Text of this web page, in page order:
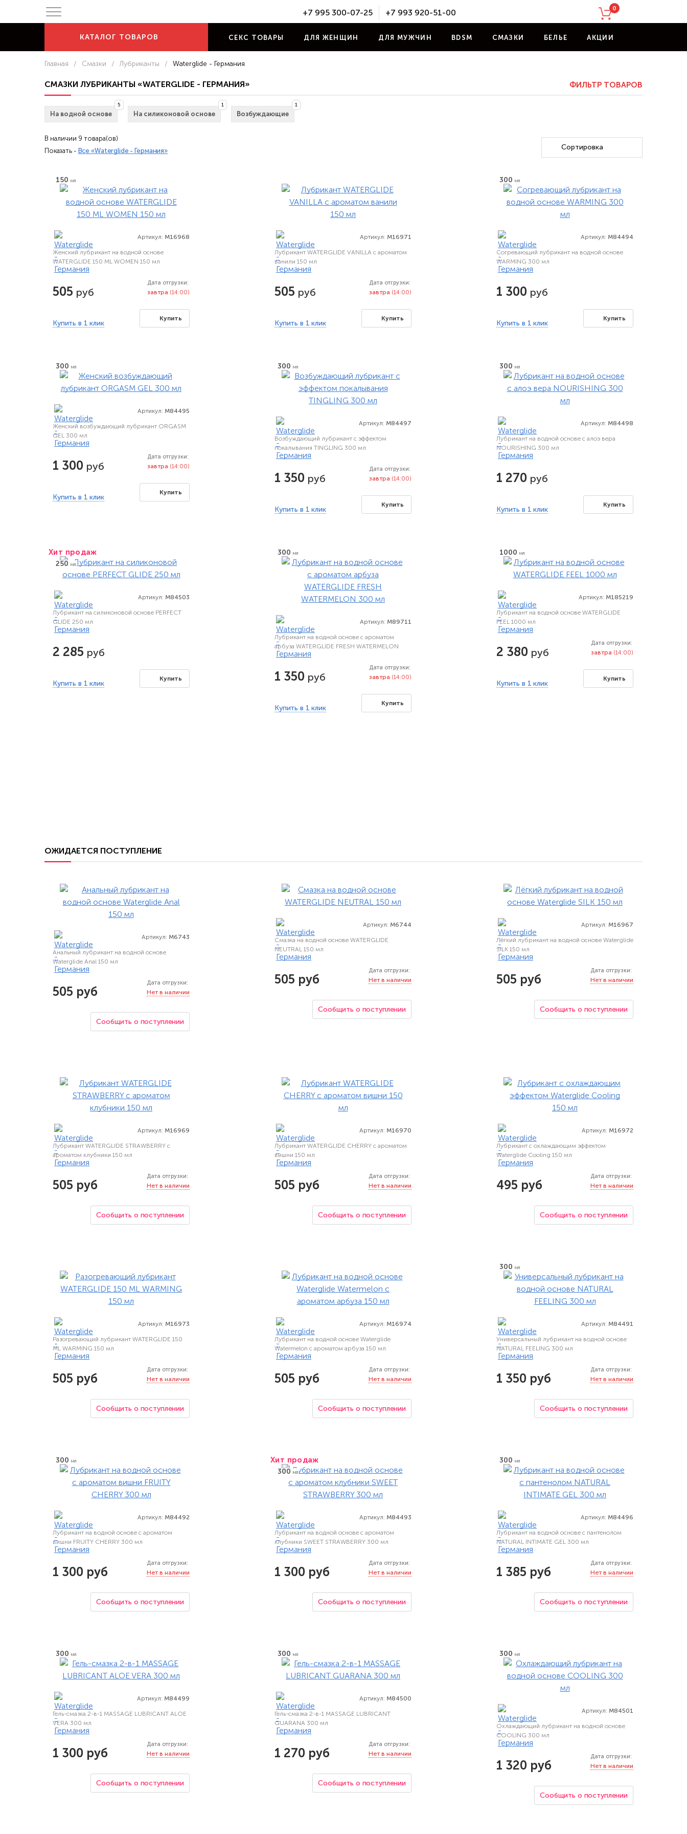
+7 995 300-07-25 +7 993 920-51-00 0
КАТАЛОГ ТОВАРОВ СЕКС ТОВАРЫ ДЛЯ ЖЕНЩИН ДЛЯ МУЖЧИН BDSM СМАЗКИ БЕЛЬЕ АКЦИИ
Главная / Смазки / Лубриканты / Waterglide - Германия
СМАЗКИ ЛУБРИКАНТЫ «WATERGLIDE - ГЕРМАНИЯ» ФИЛЬТР ТОВАРОВ
На водной основе
5
На силиконовой основе
1
Возбуждающие
1
В наличии 9 товара(ов)
Показать - Все «Waterglide - Германия» Сортировка
150 мл
Артикул: M16968
Женский лубрикант на водной основе
WATERGLIDE 150 ML WOMEN 150 мл
505 руб
Дата отгрузки:
завтра (14:00)
Купить в 1 клик
Купить
Артикул: M16971
Лубрикант WATERGLIDE VANILLA с ароматом
ванили 150 мл
505 руб
Дата отгрузки:
завтра (14:00)
Купить в 1 клик
Купить
300 мл
Артикул: M84494
Согревающий лубрикант на водной основе
WARMING 300 мл
1 300 руб
Купить в 1 клик
Купить
300 мл
Артикул: M84495
Женский возбуждающий лубрикант ORGASM
GEL 300 мл
1 300 руб
Дата отгрузки:
завтра (14:00)
Купить в 1 клик
Купить
300 мл
Артикул: M84497
Возбуждающий лубрикант с эффектом
покалывания TINGLING 300 мл
1 350 руб
Дата отгрузки:
завтра (14:00)
Купить в 1 клик
Купить
300 мл
Артикул: M84498
Лубрикант на водной основе с алоэ вера
NOURISHING 300 мл
1 270 руб
Купить в 1 клик
Купить
Хит продаж
250 мл
Артикул: M84503
Лубрикант на силиконовой основе PERFECT
GLIDE 250 мл
2 285 руб
Купить в 1 клик
Купить
300 мл
Артикул: M89711
Лубрикант на водной основе с ароматом
арбуза WATERGLIDE FRESH WATERMELON
300 мл
1 350 руб
Дата отгрузки:
завтра (14:00)
Купить в 1 клик
Купить
1000 мл
Артикул: M185219
Лубрикант на водной основе WATERGLIDE
FEEL 1000 мл
2 380 руб
Дата отгрузки:
завтра (14:00)
Купить в 1 клик
Купить
ОЖИДАЕТСЯ ПОСТУПЛЕНИЕ
Артикул: M6743
Анальный лубрикант на водной основе
Waterglide Anal 150 мл
505 руб
Дата отгрузки:
Нет в наличии
Сообщить о поступлении
Артикул: M6744
Смазка на водной основе WATERGLIDE
NEUTRAL 150 мл
505 руб
Дата отгрузки:
Нет в наличии
Сообщить о поступлении
Артикул: M16967
Лёгкий лубрикант на водной основе Waterglide
SILK 150 мл
505 руб
Дата отгрузки:
Нет в наличии
Сообщить о поступлении
Артикул: M16969
Лубрикант WATERGLIDE STRAWBERRY с
ароматом клубники 150 мл
505 руб
Дата отгрузки:
Нет в наличии
Сообщить о поступлении
Артикул: M16970
Лубрикант WATERGLIDE CHERRY с ароматом
вишни 150 мл
505 руб
Дата отгрузки:
Нет в наличии
Сообщить о поступлении
Артикул: M16972
Лубрикант с охлаждающим эффектом
Waterglide Cooling 150 мл
495 руб
Дата отгрузки:
Нет в наличии
Сообщить о поступлении
Артикул: M16973
Разогревающий лубрикант WATERGLIDE 150
ML WARMING 150 мл
505 руб
Дата отгрузки:
Нет в наличии
Сообщить о поступлении
Артикул: M16974
Лубрикант на водной основе Waterglide
Watermelon с ароматом арбуза 150 мл
505 руб
Дата отгрузки:
Нет в наличии
Сообщить о поступлении
300 мл
Артикул: M84491
Универсальный лубрикант на водной основе
NATURAL FEELING 300 мл
1 350 руб
Дата отгрузки:
Нет в наличии
Сообщить о поступлении
300 мл
Артикул: M84492
Лубрикант на водной основе с ароматом
вишни FRUITY CHERRY 300 мл
1 300 руб
Дата отгрузки:
Нет в наличии
Сообщить о поступлении
Хит продаж
300 мл
Артикул: M84493
Лубрикант на водной основе с ароматом
клубники SWEET STRAWBERRY 300 мл
1 300 руб
Дата отгрузки:
Нет в наличии
Сообщить о поступлении
300 мл
Артикул: M84496
Лубрикант на водной основе с пантенолом
NATURAL INTIMATE GEL 300 мл
1 385 руб
Дата отгрузки:
Нет в наличии
Сообщить о поступлении
300 мл
Артикул: M84499
Гель-смазка 2-в-1 MASSAGE LUBRICANT ALOE
VERA 300 мл
1 300 руб
Дата отгрузки:
Нет в наличии
Сообщить о поступлении
300 мл
Артикул: M84500
Гель-смазка 2-в-1 MASSAGE LUBRICANT
GUARANA 300 мл
1 270 руб
Дата отгрузки:
Нет в наличии
Сообщить о поступлении
300 мл
Артикул: M84501
Охлаждающий лубрикант на водной основе
COOLING 300 мл
1 320 руб
Дата отгрузки:
Нет в наличии
Сообщить о поступлении